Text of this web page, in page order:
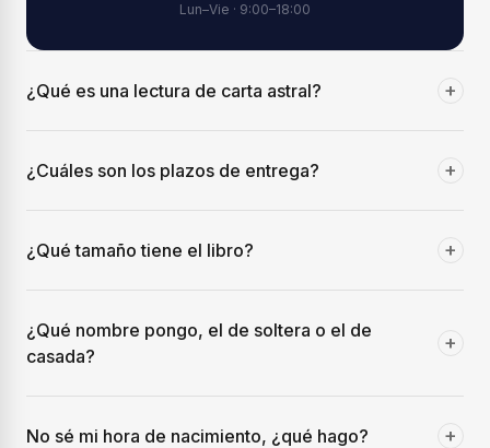
Lun–Vie · 9:00–18:00
¿Qué es una lectura de carta astral? +
¿Cuáles son los plazos de entrega? +
¿Qué tamaño tiene el libro? +
¿Qué nombre pongo, el de soltera o el de
casada?
+
No sé mi hora de nacimiento, ¿qué hago? +